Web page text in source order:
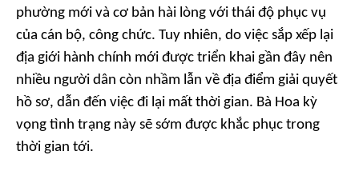
phường mới và cơ bản hài lòng với thái độ phục vụ
của cán bộ, công chức. Tuy nhiên, do việc sắp xếp lại
địa giới hành chính mới được triển khai gần đây nên
nhiều người dân còn nhầm lẫn về địa điểm giải quyết
hồ sơ, dẫn đến việc đi lại mất thời gian. Bà Hoa kỳ
vọng tình trạng này sẽ sớm được khắc phục trong
thời gian tới.